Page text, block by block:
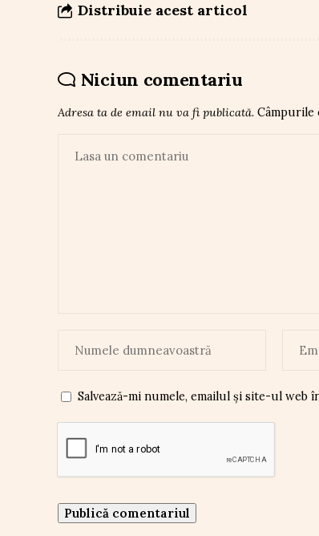
Distribuie acest articol
Niciun comentariu
Adresa ta de email nu va fi publicată. Câmpurile
Salvează-mi numele, emailul și site-ul web